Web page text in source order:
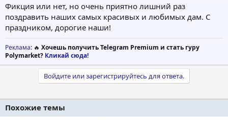
Фикция или нет, но очень приятно лишний раз
поздравить наших самых красивых и любимых дам. С
праздником, дорогие наши!
Реклама: 🔥 Хочешь получить Telegram Premium и стать гуру
Polymarket? Кликай сюда!
Войдите или зарегистрируйтесь для ответа.
Похожие темы